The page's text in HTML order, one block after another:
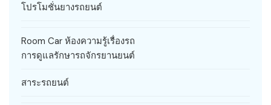
โปรโมชั่นยางรถยนต์
Room Car ห้องความรู้เรื่องรถ
การดูแลรักษารถจักรยานยนต์
สาระรถยนต์